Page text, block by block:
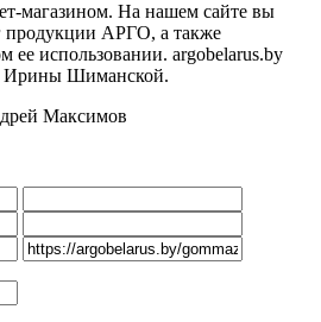
магазином. На нашем сайте вы
продукции АРГО, а также
использовании. argobelarus.by
Ирины Шиманской.
Максимов